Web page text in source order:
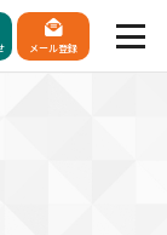
メール登録